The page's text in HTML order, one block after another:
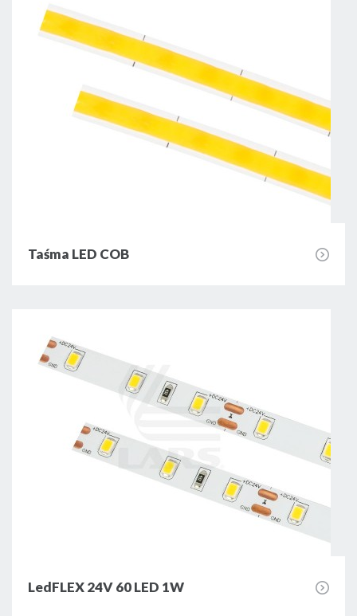
Taśma LED COB
LedFLEX 24V 60 LED 1W